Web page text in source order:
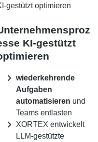
KI-gestützt
wiederkehrende
Aufgaben
automatisieren und
Teams entlasten
XORTEX entwickelt
LLM-gestützte